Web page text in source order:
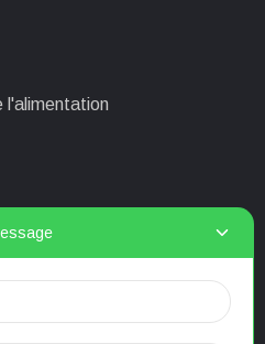
l'alimentation
de base
médical